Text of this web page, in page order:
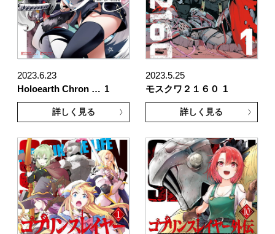
2023.6.23
Holoearth Chron … 1
詳しく見る
2023.5.25
モスクワ２１６０
1
詳しく見る